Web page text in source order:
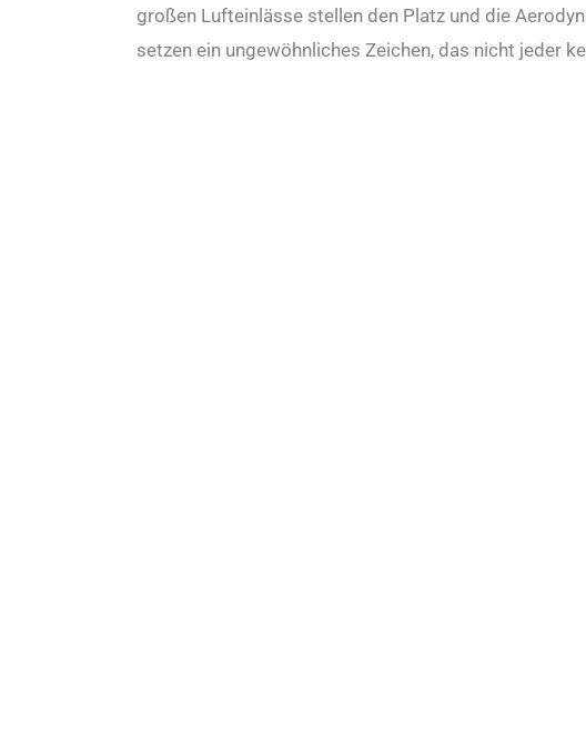
großen Lufteinlässe stellen den Platz und die
setzen ein ungewöhnliches Zeichen, das nicht jeder